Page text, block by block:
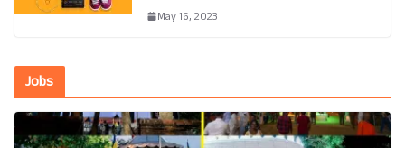
May 16, 2023
Jobs